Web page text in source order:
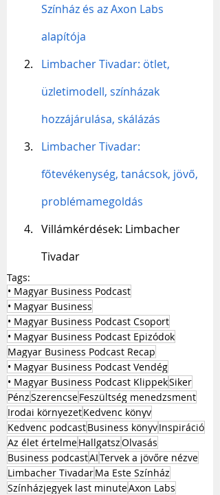
Színház és az Axon Labs
alapítója
Limbacher Tivadar: ötlet,
üzletimodell, színházak
hozzájárulása, skálázás
Limbacher Tivadar:
főtevékenység, tanácsok, jövő,
problémamegoldás
Villámkérdések: Limbacher
Tivadar
Tags:
• Magyar Business Podcast
• Magyar Business
• Magyar Business Podcast Csoport
• Magyar Business Podcast Epizódok
Magyar Business Podcast Recap
• Magyar Business Podcast Vendég
• Magyar Business Podcast KlippekSiker
PénzSzerencseFeszültség menedzsment
Irodai környezetKedvenc könyv
Kedvenc podcastBusiness könyvInspiráció
Az élet értelmeHallgatszOlvasás
Business podcastAITervek a jövőre nézve
Limbacher TivadarMa Este Színház
Színházjegyek last minuteAxon Labs